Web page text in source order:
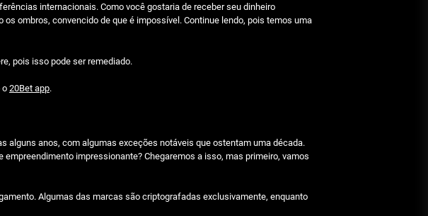
Características mencionadas
Caça-níqueis a dinheiro
internacionais. Como você gostaria de receber seu dinheiro
ombros, convencido de que é impossível. Continue lendo, pois temos uma
pois isso pode ser remediado.
o 20Bet app.
anos, com algumas exceções notáveis que ostentam uma década.
impressionante? Chegaremos a isso, mas primeiro, vamos
Algumas das marcas são criptografadas exclusivamente, enquanto